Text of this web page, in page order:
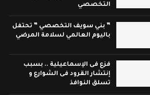
التخصصي
” بني سويف التخصصي ” تحتفل
باليوم العالمي لسلامة المرضي
فزع فى الإسماعيلية .. بسبب
إنتشار القرود فى الشوارع و
تسلق النوافذ